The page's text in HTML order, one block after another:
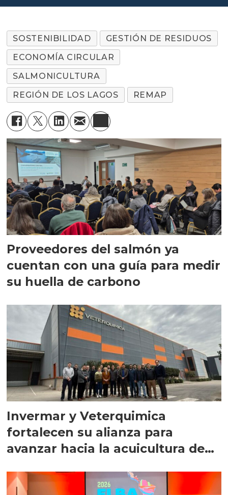
SOSTENIBILIDAD
GESTIÓN DE RESIDUOS
ECONOMÍA CIRCULAR
SALMONICULTURA
REGIÓN DE LOS LAGOS
REMAP
Proveedores del salmón ya
cuentan con una guía para medir
su huella de carbono
Invermar y Veterquimica
fortalecen su alianza para
avanzar hacia la acuicultura de